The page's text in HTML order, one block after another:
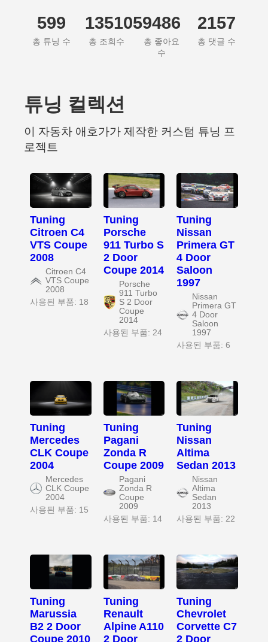
599
총 튜닝 수
135105
총 조회수
9486
총 좋아요
수
2157
총 댓글 수
튜닝 컬렉션
이 자동차 애호가가 제작한 커스텀 튜닝 프
로젝트
Tuning
Citroen C4
VTS Coupe
2008
Citroen C4
VTS Coupe
2008
사용된 부품: 18
Tuning
Porsche
911 Turbo S
2 Door
Coupe 2014
Porsche
911 Turbo
S 2 Door
Coupe
2014
사용된 부품: 24
Tuning
Nissan
Primera GT
4 Door
Saloon
1997
Nissan
Primera GT
4 Door
Saloon
1997
사용된 부품: 6
Tuning
Mercedes
CLK Coupe
2004
Mercedes
CLK Coupe
2004
사용된 부품: 15
Tuning
Pagani
Zonda R
Coupe 2009
Pagani
Zonda R
Coupe
2009
사용된 부품: 14
Tuning
Nissan
Altima
Sedan 2013
Nissan
Altima
Sedan
2013
사용된 부품: 22
Tuning
Marussia
B2 2 Door
Coupe 2010
Tuning
Renault
Alpine A110
2 Door
Tuning
Chevrolet
Corvette C7
2 Door